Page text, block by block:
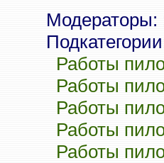
Модераторы:
Работы
Работы
Работы
Работы
Работы